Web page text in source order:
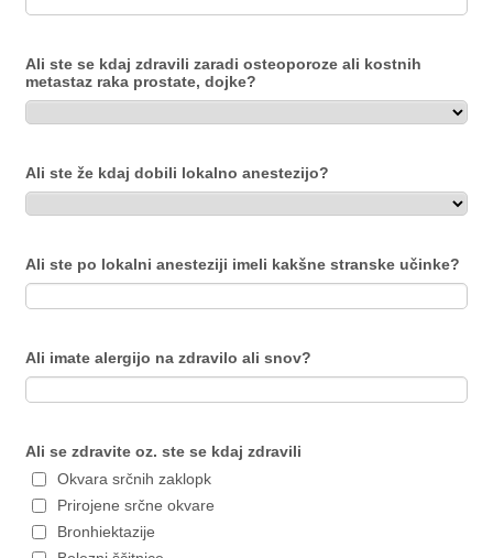
Ali ste se kdaj zdravili zaradi osteoporoze ali kostnih
metastaz raka prostate, dojke?
Ali ste že kdaj dobili lokalno anestezijo?
Ali ste po lokalni anesteziji imeli kakšne stranske učinke?
Ali imate alergijo na zdravilo ali snov?
Ali se zdravite oz. ste se kdaj zdravili
Okvara srčnih zaklopk
Prirojene srčne okvare
Bronhiektazije